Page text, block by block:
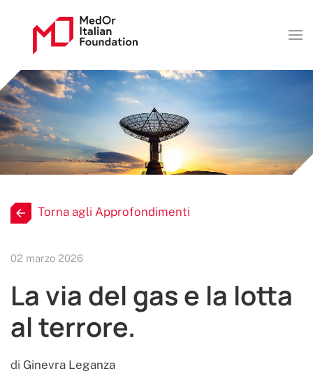
Torna agli Approfondimenti
02 marzo 2026
La via del gas e la lotta
al terrore.
di Ginevra Leganza